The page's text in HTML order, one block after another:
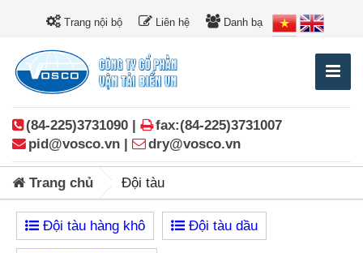
Trang nội bộ Liên hệ Danh bạ
(84-225)3731090 |
fax:(84-225)3731007
pid@vosco.vn |
dry@vosco.vn
Trang chủ Đội tàu
Đội tàu hàng khô Đội tàu dầu